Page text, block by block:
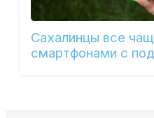
Сахалинцы все
смартфонами с